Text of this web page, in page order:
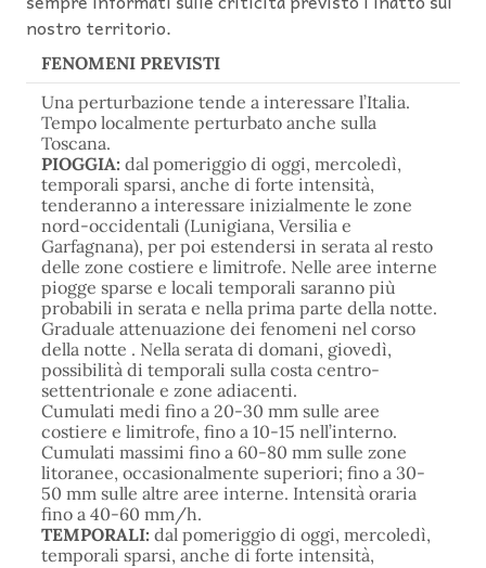
nostro territorio.
FENOMENI PREVISTI
Una perturbazione tende a interessare l’Italia.
Tempo localmente perturbato anche sulla
Toscana.
PIOGGIA: dal pomeriggio di oggi, mercoledì,
temporali sparsi, anche di forte intensità,
tenderanno a interessare inizialmente le zone
nord-occidentali (Lunigiana, Versilia e
Garfagnana), per poi estendersi in serata al resto
delle zone costiere e limitrofe. Nelle aree interne
piogge sparse e locali temporali saranno più
probabili in serata e nella prima parte della notte.
Graduale attenuazione dei fenomeni nel corso
della notte . Nella serata di domani, giovedì,
possibilità di temporali sulla costa centro-
settentrionale e zone adiacenti.
Cumulati medi fino a 20-30 mm sulle aree
costiere e limitrofe, fino a 10-15 nell’interno.
Cumulati massimi fino a 60-80 mm sulle zone
litoranee, occasionalmente superiori; fino a 30-
50 mm sulle altre aree interne. Intensità oraria
fino a 40-60 mm/h.
TEMPORALI: dal pomeriggio di oggi, mercoledì,
temporali sparsi, anche di forte intensità,